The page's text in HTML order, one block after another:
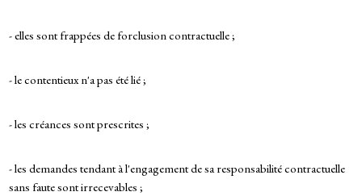
- elles sont frappées de forclusion contractuelle ;
- le contentieux n'a pas été lié ;
- les créances sont prescrites ;
- les demandes tendant à l'engagement de sa responsabilité contractuelle
sans faute sont irrecevables ;